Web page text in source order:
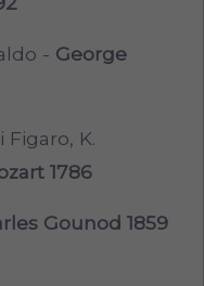
- George
Figaro, K.
1786
Gounod 1859